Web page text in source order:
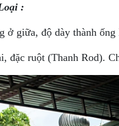
:
ở giữa, độ dày thành
đặc ruột (Thanh Rod).